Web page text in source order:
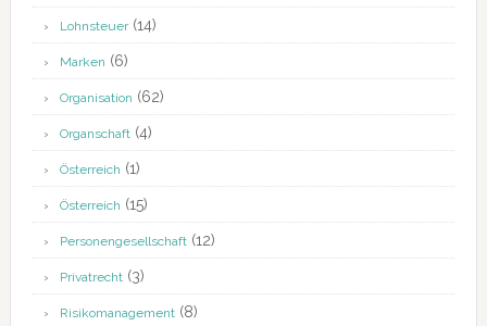
Lohnsteuer(14)
Marken (6)
Organisation (62)
Organschaft(4)
Österreich (1)
Österreich (15)
Personengesellschaft(12)
Privatrecht(3)
Risikomanagement(8)